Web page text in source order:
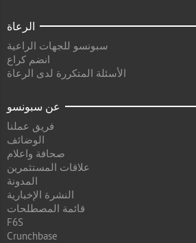
الرعاة
سبونسو للجهات الراعية
انضم كراع
الأسئلة المتكررة لدى الرعاة
عن سبونسو
فريق عملنا
الوضائف
صحافة واعلام
علاقات المستثمرين
المدونة
النشرة الإخبارية
قائمة المصطلحات
F6S
Crunchbase